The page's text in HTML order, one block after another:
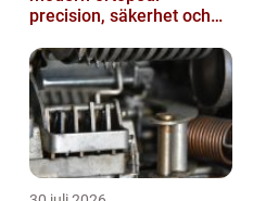
precision, säkerhet och